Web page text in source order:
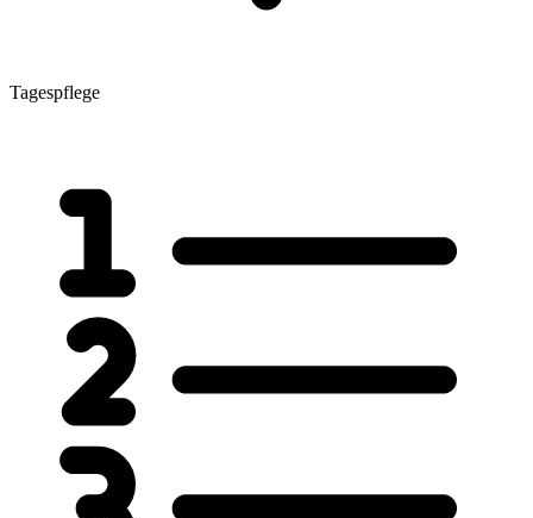
Tagespflege